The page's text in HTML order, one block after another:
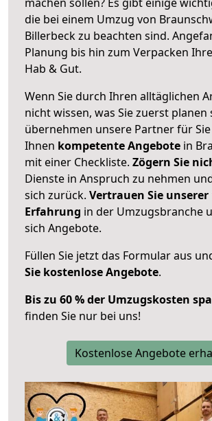
die bei einem Umzug von
Billerbeck zu beachten sind.
Planung bis hin zum Verpacken
Hab & Gut.
Wenn Sie durch Ihren alltäglichen
nicht wissen, was Sie zuerst planen
übernehmen unsere Partner für
Ihnen kompetente Angebote in
mit einer Checkliste. Zögern Sie
Dienste in Anspruch zu nehmen
sich zurück. Vertrauen Sie unserer
Erfahrung in der Umzugsbranche
sich Angebote.
Füllen Sie jetzt das Formular aus
Sie kostenlose Angebote.
Bis zu 60 % der Umzugskosten
finden Sie nur bei uns!
Kostenlose Angebote